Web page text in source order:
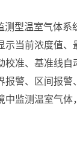
型温室气体
当前浓度值
校准、基准线
警、区间报
中监测温室气